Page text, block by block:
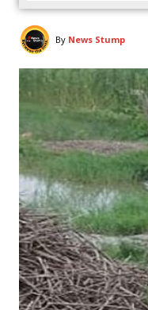
By News Stump